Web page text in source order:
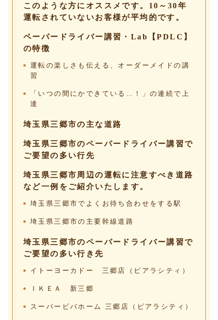
このような方にオススメです。10～30年
運転されていないお客様が平均的です。
ペーパードライバー講習・Lab【PDLC】
の特徴
運転の楽しさも伝える、オーダーメイドの講
習
「いつの間にかできている…！」の連続で上
達
埼玉県三郷市の主な道路
埼玉県三郷市のペーパードライバー講習で
ご要望の多い行先
埼玉県三郷市周辺の運転に注意すべき道路
など一例をご紹介いたします。
埼玉県三郷市でよくお待ち合わせをする駅
埼玉県三郷市の主要幹線道路
埼玉県三郷市のペーパードライバー講習で
ご要望の多い行き先
イトーヨーカドー 三郷店（ピアラシティ）
ＩＫＥＡ 新三郷
スーパービバホーム 三郷店（ピアラシティ）